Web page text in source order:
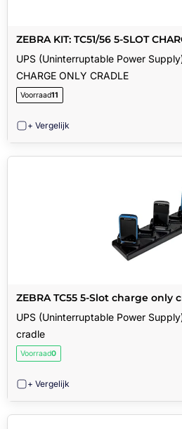
ZEBRA KIT: TC51/56 5-SLOT
UPS (Uninterruptable Power
CHARGE ONLY CRADLE
Voorraad11
+ Vergelijk
ZEBRA TC55 5-Slot charge only
UPS (Uninterruptable Power
cradle
Voorraad0
+ Vergelijk